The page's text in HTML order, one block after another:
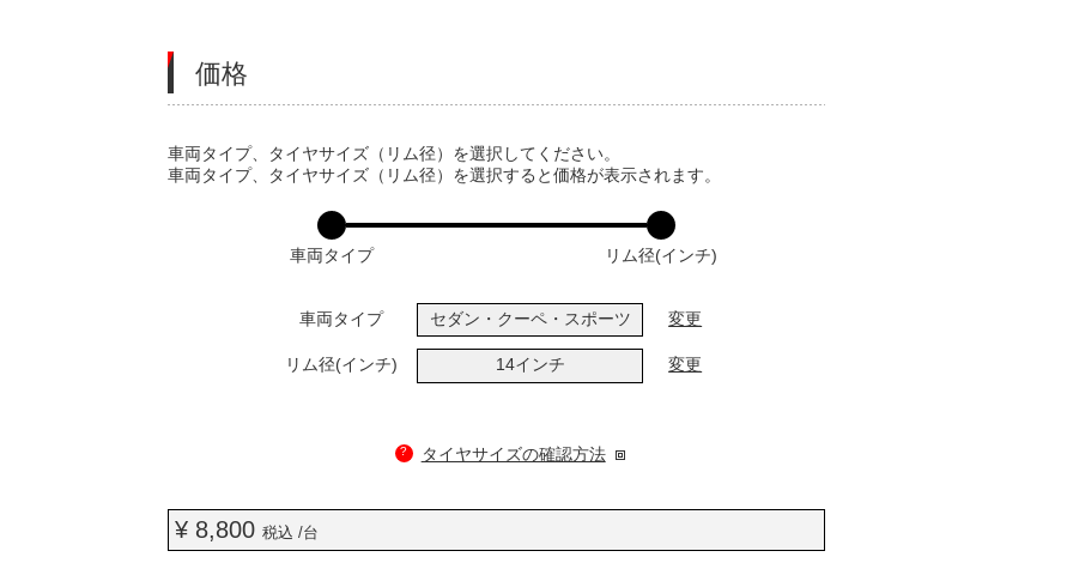
価格
VARIATIONS
車両タイプ、タイヤサイズ（リム径）を選択してください。
車両タイプ、タイヤサイズ（リム径）を選択すると価格が表示されます。
車両タイプ リム径(インチ)
車両タイプ セダン・クーペ・スポーツ 変更
リム径(インチ) 14インチ 変更
? タイヤサイズの確認方法
¥ 8,800税込 /台